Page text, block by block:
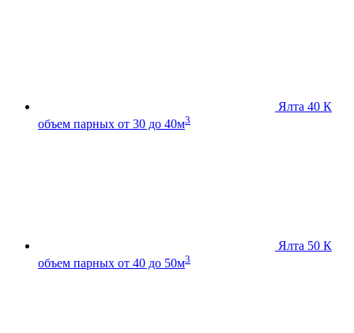
Ялта 40 К
объем парных от 30 до 40м3
Ялта 50 К
объем парных от 40 до 50м3